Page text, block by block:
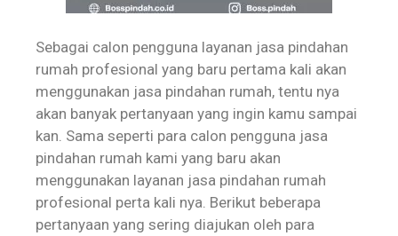
Sebagai calon pengguna layanan jasa pindahan
rumah profesional yang baru pertama kali akan
menggunakan jasa pindahan rumah, tentu nya
akan banyak pertanyaan yang ingin kamu sampai
kan. Sama seperti para calon pengguna jasa
pindahan rumah kami yang baru akan
menggunakan layanan jasa pindahan rumah
profesional perta kali nya. Berikut beberapa
pertanyaan yang sering diajukan oleh para